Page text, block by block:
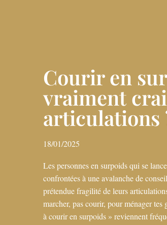
Courir en
vraiment
articulations
18/01/2025
Les personnes en surpoids qui se
confrontées à une avalanche de
prétendue fragilité de leurs
marcher, pas courir, pour ménager
à courir en surpoids » reviennent